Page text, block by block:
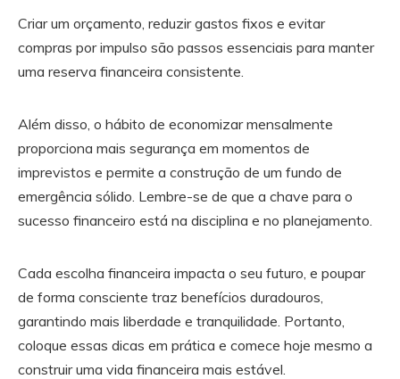
Criar um orçamento, reduzir gastos fixos e evitar
compras por impulso são passos essenciais para manter
uma reserva financeira consistente.
Além disso, o hábito de economizar mensalmente
proporciona mais segurança em momentos de
imprevistos e permite a construção de um fundo de
emergência sólido. Lembre-se de que a chave para o
sucesso financeiro está na disciplina e no planejamento.
Cada escolha financeira impacta o seu futuro, e poupar
de forma consciente traz benefícios duradouros,
garantindo mais liberdade e tranquilidade. Portanto,
coloque essas dicas em prática e comece hoje mesmo a
construir uma vida financeira mais estável.